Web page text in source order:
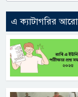
এ ক্যাটাগরির